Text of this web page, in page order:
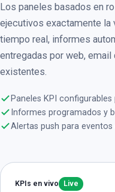
Los paneles basados en
ejecutivos exactamente
tiempo real, informes
entregadas por web,
existentes.
Paneles KPI
Informes programados y
Alertas push para
KPIs en vivo Live